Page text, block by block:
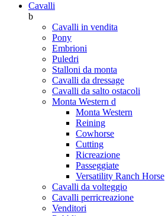
Cavalli
b
Cavalli in vendita
Pony
Embrioni
Puledri
Stalloni da monta
Cavalli da dressage
Cavalli da salto ostacoli
Monta Western d
Monta Western
Reining
Cowhorse
Cutting
Ricreazione
Passeggiate
Versatility Ranch Horse
Cavalli da volteggio
Cavalli perricreazione
Venditori